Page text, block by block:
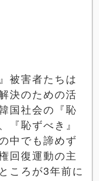
被害者たちは
決のための活
国社会の『恥
『恥ずべき』
中でも諦めず
回復運動の主
ころが3年前に